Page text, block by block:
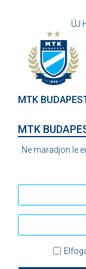
ÚJ
MTK
MTK
Ne maradjon le